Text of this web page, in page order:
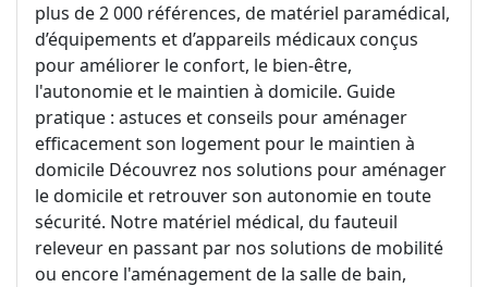
plus de 2 000 références, de matériel paramédical,
d’équipements et d’appareils médicaux conçus
pour améliorer le confort, le bien-être,
l'autonomie et le maintien à domicile. Guide
pratique : astuces et conseils pour aménager
efficacement son logement pour le maintien à
domicile Découvrez nos solutions pour aménager
le domicile et retrouver son autonomie en toute
sécurité. Notre matériel médical, du fauteuil
releveur en passant par nos solutions de mobilité
ou encore l'aménagement de la salle de bain,